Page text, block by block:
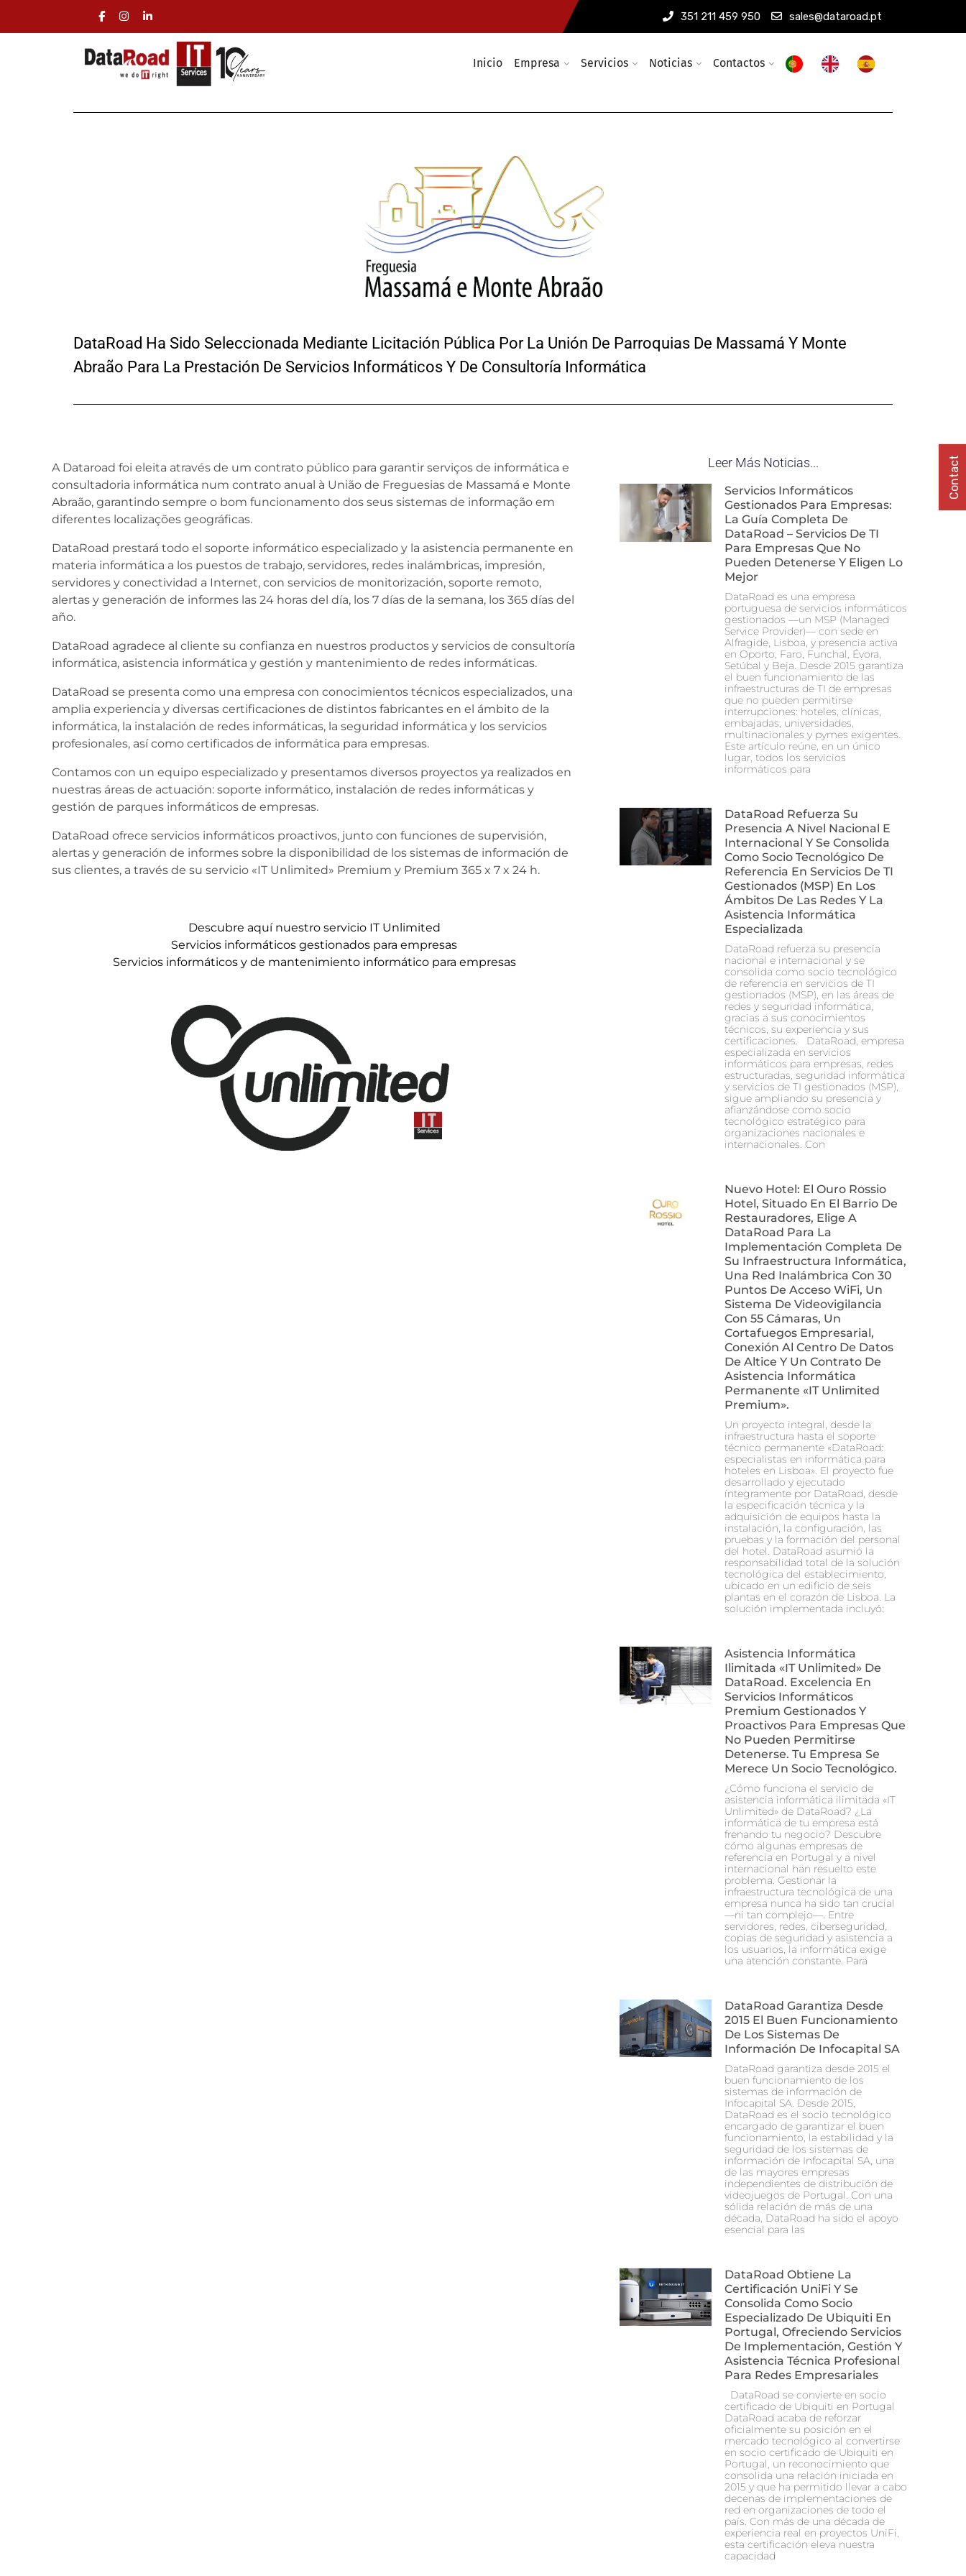
351 211 459 950 sales@dataroad.pt
Inicio Empresa Servicios Noticias Contactos
DataRoad Ha Sido Seleccionada Mediante Licitación Pública Por La Unión De Parroquias De Massamá Y Monte
Abraão Para La Prestación De Servicios Informáticos Y De Consultoría Informática
A Dataroad foi eleita através de um contrato público para garantir serviços de informática e
consultadoria informática num contrato anual à União de Freguesias de Massamá e Monte
Abraão, garantindo sempre o bom funcionamento dos seus sistemas de informação em
diferentes localizações geográficas.
DataRoad prestará todo el soporte informático especializado y la asistencia permanente en
materia informática a los puestos de trabajo, servidores, redes inalámbricas, impresión,
servidores y conectividad a Internet, con servicios de monitorización, soporte remoto,
alertas y generación de informes las 24 horas del día, los 7 días de la semana, los 365 días del
año.
DataRoad agradece al cliente su confianza en nuestros productos y servicios de consultoría
informática, asistencia informática y gestión y mantenimiento de redes informáticas.
DataRoad se presenta como una empresa con conocimientos técnicos especializados, una
amplia experiencia y diversas certificaciones de distintos fabricantes en el ámbito de la
informática, la instalación de redes informáticas, la seguridad informática y los servicios
profesionales, así como certificados de informática para empresas.
Contamos con un equipo especializado y presentamos diversos proyectos ya realizados en
nuestras áreas de actuación: soporte informático, instalación de redes informáticas y
gestión de parques informáticos de empresas.
DataRoad ofrece servicios informáticos proactivos, junto con funciones de supervisión,
alertas y generación de informes sobre la disponibilidad de los sistemas de información de
sus clientes, a través de su servicio «IT Unlimited» Premium y Premium 365 x 7 x 24 h.
Descubre aquí nuestro servicio IT Unlimited
Servicios informáticos gestionados para empresas
Servicios informáticos y de mantenimiento informático para empresas
Leer Más Noticias...
Servicios Informáticos
Gestionados Para Empresas:
La Guía Completa De
DataRoad – Servicios De TI
Para Empresas Que No
Pueden Detenerse Y Eligen Lo
Mejor
DataRoad es una empresa
portuguesa de servicios informáticos
gestionados —un MSP (Managed
Service Provider)— con sede en
Alfragide, Lisboa, y presencia activa
en Oporto, Faro, Funchal, Évora,
Setúbal y Beja. Desde 2015 garantiza
el buen funcionamiento de las
infraestructuras de TI de empresas
que no pueden permitirse
interrupciones: hoteles, clínicas,
embajadas, universidades,
multinacionales y pymes exigentes.
Este artículo reúne, en un único
lugar, todos los servicios
informáticos para
DataRoad Refuerza Su
Presencia A Nivel Nacional E
Internacional Y Se Consolida
Como Socio Tecnológico De
Referencia En Servicios De TI
Gestionados (MSP) En Los
Ámbitos De Las Redes Y La
Asistencia Informática
Especializada
DataRoad refuerza su presencia
nacional e internacional y se
consolida como socio tecnológico
de referencia en servicios de TI
gestionados (MSP), en las áreas de
redes y seguridad informática,
gracias a sus conocimientos
técnicos, su experiencia y sus
certificaciones. DataRoad, empresa
especializada en servicios
informáticos para empresas, redes
estructuradas, seguridad informática
y servicios de TI gestionados (MSP),
sigue ampliando su presencia y
afianzándose como socio
tecnológico estratégico para
organizaciones nacionales e
internacionales. Con
Nuevo Hotel: El Ouro Rossio
Hotel, Situado En El Barrio De
Restauradores, Elige A
DataRoad Para La
Implementación Completa De
Su Infraestructura Informática,
Una Red Inalámbrica Con 30
Puntos De Acceso WiFi, Un
Sistema De Videovigilancia
Con 55 Cámaras, Un
Cortafuegos Empresarial,
Conexión Al Centro De Datos
De Altice Y Un Contrato De
Asistencia Informática
Permanente «IT Unlimited
Premium».
Un proyecto integral, desde la
infraestructura hasta el soporte
técnico permanente «DataRoad:
especialistas en informática para
hoteles en Lisboa». El proyecto fue
desarrollado y ejecutado
íntegramente por DataRoad, desde
la especificación técnica y la
adquisición de equipos hasta la
instalación, la configuración, las
pruebas y la formación del personal
del hotel. DataRoad asumió la
responsabilidad total de la solución
tecnológica del establecimiento,
ubicado en un edificio de seis
plantas en el corazón de Lisboa. La
solución implementada incluyó:
Asistencia Informática
Ilimitada «IT Unlimited» De
DataRoad. Excelencia En
Servicios Informáticos
Premium Gestionados Y
Proactivos Para Empresas Que
No Pueden Permitirse
Detenerse. Tu Empresa Se
Merece Un Socio Tecnológico.
¿Cómo funciona el servicio de
asistencia informática ilimitada «IT
Unlimited» de DataRoad? ¿La
informática de tu empresa está
frenando tu negocio? Descubre
cómo algunas empresas de
referencia en Portugal y a nivel
internacional han resuelto este
problema. Gestionar la
infraestructura tecnológica de una
empresa nunca ha sido tan crucial
—ni tan complejo—. Entre
servidores, redes, ciberseguridad,
copias de seguridad y asistencia a
los usuarios, la informática exige
una atención constante. Para
DataRoad Garantiza Desde
2015 El Buen Funcionamiento
De Los Sistemas De
Información De Infocapital SA
DataRoad garantiza desde 2015 el
buen funcionamiento de los
sistemas de información de
Infocapital SA. Desde 2015,
DataRoad es el socio tecnológico
encargado de garantizar el buen
funcionamiento, la estabilidad y la
seguridad de los sistemas de
información de Infocapital SA, una
de las mayores empresas
independientes de distribución de
videojuegos de Portugal. Con una
sólida relación de más de una
década, DataRoad ha sido el apoyo
esencial para las
DataRoad Obtiene La
Certificación UniFi Y Se
Consolida Como Socio
Especializado De Ubiquiti En
Portugal, Ofreciendo Servicios
De Implementación, Gestión Y
Asistencia Técnica Profesional
Para Redes Empresariales
DataRoad se convierte en socio
certificado de Ubiquiti en Portugal
DataRoad acaba de reforzar
oficialmente su posición en el
mercado tecnológico al convertirse
en socio certificado de Ubiquiti en
Portugal, un reconocimiento que
consolida una relación iniciada en
2015 y que ha permitido llevar a cabo
decenas de implementaciones de
red en organizaciones de todo el
país. Con más de una década de
experiencia real en proyectos UniFi,
esta certificación eleva nuestra
capacidad
Contact